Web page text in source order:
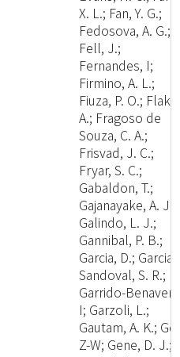
X. L.; Fan, Y. G.;
Fedosova, A. G.;
Fell, J.;
Fernandes, I;
Firmino, A. L.;
Fiuza, P. O.;
A.; Fragoso de
Souza, C. A.;
Frisvad, J. C.;
Fryar, S. C.;
Gabaldon, T.;
Gajanayake, A. J.;
Galindo, L. J.;
Gannibal, P. B.;
Garcia, D.; Garcia-
Sandoval, S. R.;
Garrido-
I; Garzoli, L.;
Gautam, A. K.; Ge,
Z-W; Gene, D. J.;